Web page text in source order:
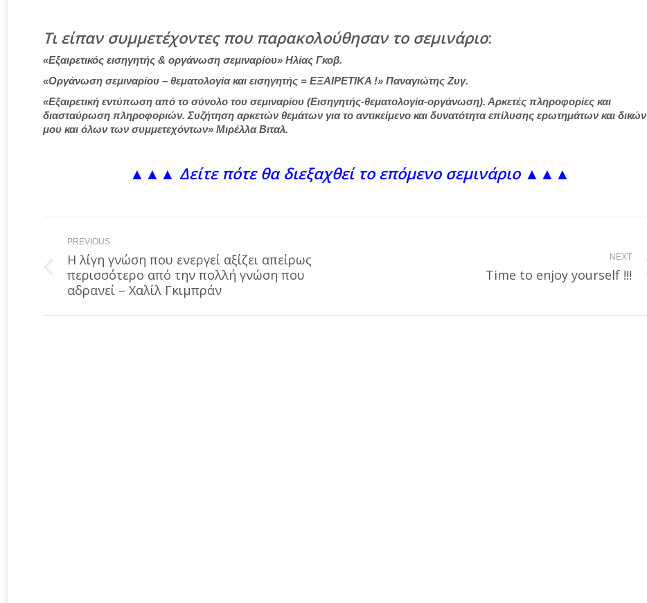
Τι είπαν συμμετέχοντες που παρακολούθησαν το σεμινάριο:
«Εξαιρετικός εισηγητής & οργάνωση σεμιναρίου» Ηλίας Γκοβ.
«Οργάνωση σεμιναρίου – θεματολογία και εισηγητής = ΕΞΑΙΡΕΤΙΚΑ !» Παναγιώτης Ζυγ.
«Εξαιρετική εντύπωση από το σύνολο του σεμιναρίου (Εισηγητής-θεματολογία-οργάνωση). Αρκετές πληροφορίες και
διασταύρωση πληροφοριών. Συζήτηση αρκετών θεμάτων για το αντικείμενο και δυνατότητα επίλυσης ερωτημάτων και δικών
μου και όλων των συμμετεχόντων» Μιρέλλα Βιταλ.
▲▲▲ Δείτε πότε θα διεξαχθεί το επόμενο σεμινάριο ▲▲▲
Post
navigation
PREVIOUS
Previous
post:
Η λίγη γνώση που ενεργεί αξίζει απείρως
περισσότερο από την πολλή γνώση που
αδρανεί – Χαλίλ Γκιμπράν
NEXT
Time to enjoy yourself !!!